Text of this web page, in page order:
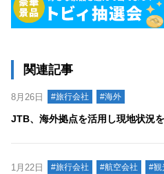
関連記事
8月26日 #旅行会社 #海外
JTB、海外拠点を活用し現地状況
1月22日 #旅行会社 #航空会社 #観